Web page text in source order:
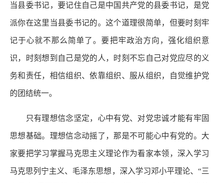
当县委书记，要记住自己是中国共产党的县委书记，是党
派你在这里当县委书记的。这个道理很简单，但要时刻牢
记于心就不那么简单了。要把牢政治方向，强化组织意
识，时刻想到自己是党的人，时刻不忘自己对党应尽的义
务和责任，相信组织、依靠组织、服从组织，自觉维护党
的团结统一。
只有理想信念坚定，心中有党、对党忠诚才能有牢固
思想基础。理想信念动摇了，那是不可能心中有党的。大
家要把学习掌握马克思主义理论作为看家本领，深入学习
马克思列宁主义、毛泽东思想，深入学习邓小平理论、“三